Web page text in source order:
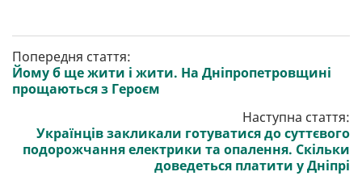
Попередня стаття:
Йому б ще жити і жити. На Дніпропетровщині
прощаються з Героєм
Наступна стаття:
Українців закликали готуватися до суттєвого
подорожчання електрики та опалення. Скільки
доведеться платити у Дніпрі